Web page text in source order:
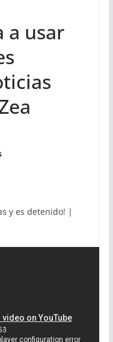
a usar
y es detenido! |